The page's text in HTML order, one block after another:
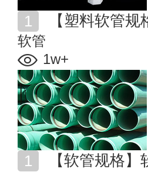
【塑料软管
软管
1w+